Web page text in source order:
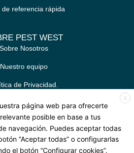
de referencia rápida
PEST WEST
Sobre Nosotros
Nuestro equipo
de Privacidad.
Contacto
en las redes sociales.
X
página web para ofrecerte
posible en base a tus
navegación. Puedes aceptar todas
“Aceptar todas” o configurarlas
el botón “Configurar cookies”.